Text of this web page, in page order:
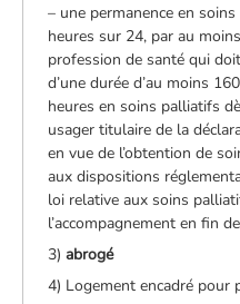
– une permanence en
heures sur 24, par au
profession de santé qui
d’une durée d’au moins 160
heures en soins palliatifs
usager titulaire de la
en vue de l’obtention de
aux dispositions
loi relative aux soins
l’accompagnement en fin
3)abrogé
4) Logement encadré pour